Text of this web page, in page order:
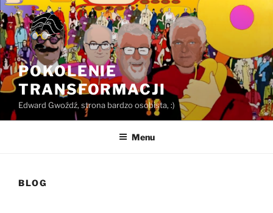
Przejdź
do
treści
POKOLENIE
TRANSFORMACJI
Edward Gwoźdź, strona bardzo osobista, :)
Menu
BLOG